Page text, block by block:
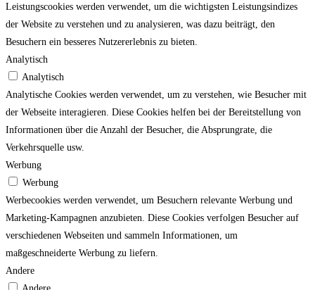
Leistungscookies werden verwendet, um die wichtigsten Leistungsindizes
der Website zu verstehen und zu analysieren, was dazu beiträgt, den
Besuchern ein besseres Nutzererlebnis zu bieten.
Analytisch
Analytisch
Analytische Cookies werden verwendet, um zu verstehen, wie Besucher mit
der Webseite interagieren. Diese Cookies helfen bei der Bereitstellung von
Informationen über die Anzahl der Besucher, die Absprungrate, die
Verkehrsquelle usw.
Werbung
Werbung
Werbecookies werden verwendet, um Besuchern relevante Werbung und
Marketing-Kampagnen anzubieten. Diese Cookies verfolgen Besucher auf
verschiedenen Webseiten und sammeln Informationen, um
maßgeschneiderte Werbung zu liefern.
Andere